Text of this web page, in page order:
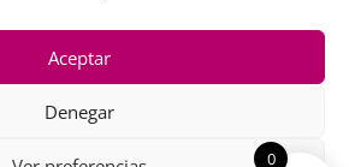
Aceptar
Denegar
0